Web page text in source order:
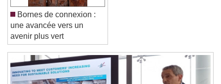
Close Modal Dialog
End of dialog window.
Bornes de connexion :
une avancée vers un
avenir plus vert